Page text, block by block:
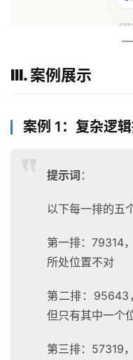
III. 案例展示
案例 1：复杂逻
提示词 ：
以下每一排的五
第一排：79314
所处位置不对
第二排：95643
但只有其中一个
第三排：57319